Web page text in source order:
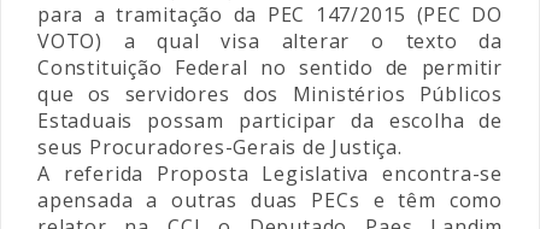
para a tramitação da PEC 147/2015 (PEC DO
VOTO) a qual visa alterar o texto da
Constituição Federal no sentido de permitir
que os servidores dos Ministérios Públicos
Estaduais possam participar da escolha de
seus Procuradores-Gerais de Justiça.
A referida Proposta Legislativa encontra-se
apensada a outras duas PECs e têm como